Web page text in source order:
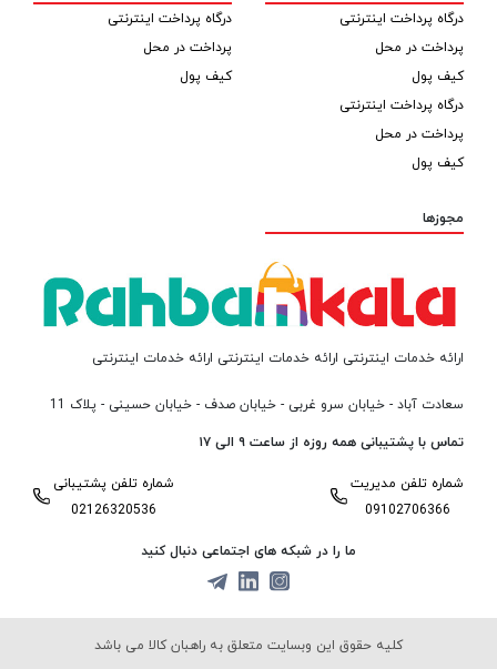
درگاه پرداخت اینترنتی
پرداخت در محل
کیف پول
درگاه پرداخت اینترنتی
پرداخت در محل
کیف پول
درگاه پرداخت اینترنتی
پرداخت در محل
کیف پول
مجوزها
ارائه خدمات اینترنتی ارائه خدمات اینترنتی ارائه خدمات اینترنتی
سعادت آباد - خیابان سرو غربی - خیابان صدف - خیابان حسینی - پلاک 11
تماس با پشتیبانی همه روزه از ساعت ۹ الی ۱۷
شماره تلفن مدیریت
09102706366
شماره تلفن پشتیبانی
02126320536
ما را در شبکه های اجتماعی دنبال کنید
کلیه حقوق این وبسایت متعلق به راهبان کالا می باشد